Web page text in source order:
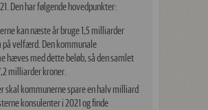
Den har følgende hovedpunkter:
kan næste år bruge 1,5 milliarder
på velfærd. Den kommunale
hæves med dette beløb, så den samlet
milliarder kroner.
skal kommunerne spare en halv milliard
konsulenter i 2021 og finde